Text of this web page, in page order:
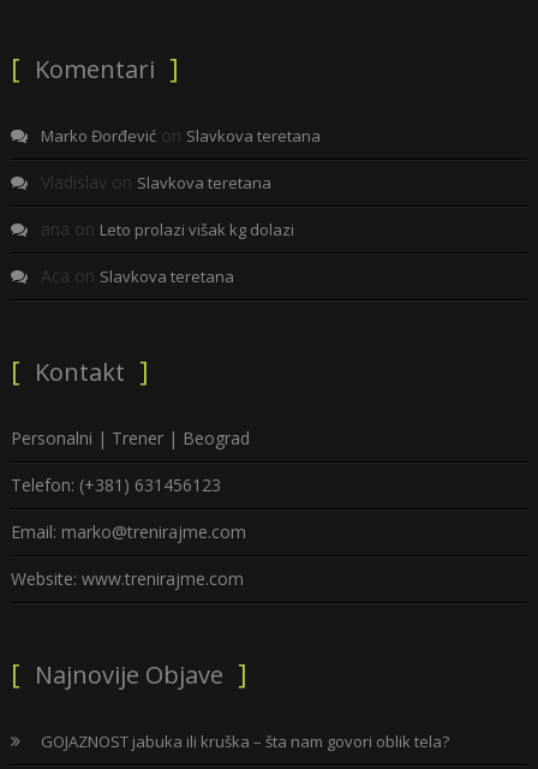
Komentari
Marko Đorđevićon Slavkova teretana
Vladislav on Slavkova teretana
ana on Leto prolazi višak kg dolazi
Aca on Slavkova teretana
Kontakt
Personalni | Trener | Beograd
Telefon: (+381) 631456123
Email: marko@trenirajme.com
Website: www.trenirajme.com
Najnovije Objave
GOJAZNOST jabuka ili kruška – šta nam govori oblik tela?